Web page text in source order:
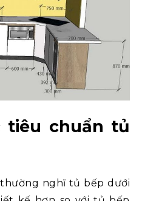
tiêu chuẩn tủ
nghĩ tủ bếp dưới